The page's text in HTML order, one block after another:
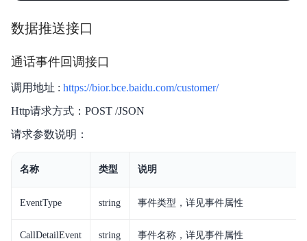
数据推送接口
通话事件回调接口
调用地址 : https://bior.bce.baidu.com/customer/
Http请求方式：POST /JSON
请求参数说明：
名称 类型 说明
EventType string 事件类型，详见事件属性
CallDetailEvent string 事件名称，详见事件属性